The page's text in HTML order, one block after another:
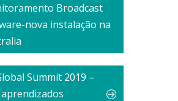
Broadcast
nova instalação na
Summit 2019 –